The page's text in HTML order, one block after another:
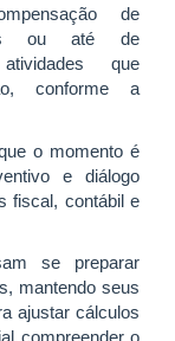
de
ou até de
que
conforme a
o momento é
e diálogo
fiscal, contábil e
se preparar
mantendo seus
ajustar cálculos
compreender o